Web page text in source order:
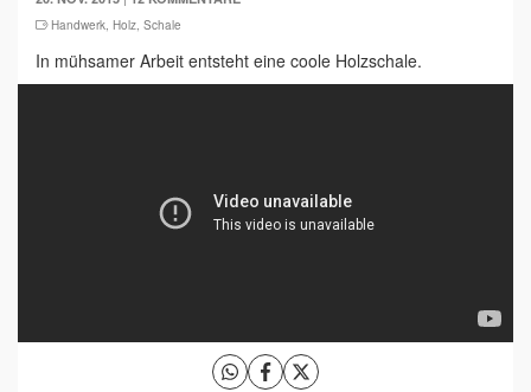
Handwerk, Holz, Schale
In mühsamer Arbeit entsteht eine coole Holzschale.